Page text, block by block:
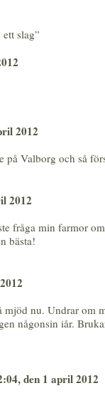
slag”
2012
på Valborg och så
2012
fråga min farmor
bästa!
nu. Undrar om
någonsin iår.
den 1 april 2012